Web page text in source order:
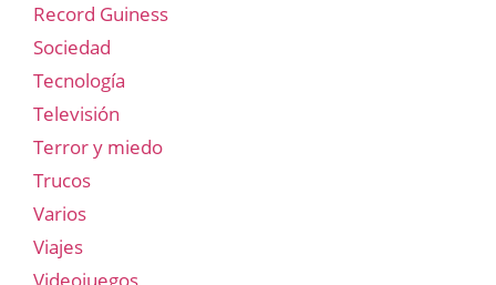
Record Guiness
Sociedad
Tecnología
Televisión
Terror y miedo
Trucos
Varios
Viajes